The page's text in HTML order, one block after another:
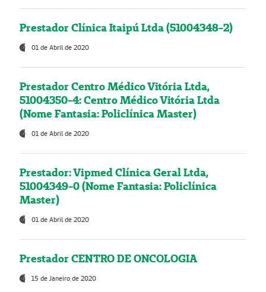
Prestador Clínica Itaipú Ltda (51004348-2)
01 de Abril de 2020
Prestador Centro Médico Vitória Ltda,
51004350-4: Centro Médico Vitória Ltda
(Nome Fantasia: Policlínica Master)
01 de Abril de 2020
Prestador: Vipmed Clínica Geral Ltda,
51004349-0 (Nome Fantasia: Policlínica
Master)
01 de Abril de 2020
Prestador CENTRO DE ONCOLOGIA
15 de Janeiro de 2020